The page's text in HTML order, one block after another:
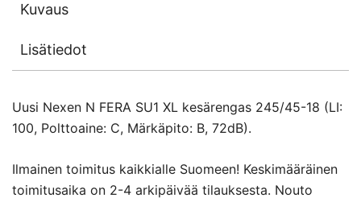
Kuvaus
Lisätiedot
Uusi Nexen N FERA SU1 XL kesärengas 245/45-18 (LI:
100, Polttoaine: C, Märkäpito: B, 72dB).
Ilmainen toimitus kaikkialle Suomeen! Keskimääräinen
toimitusaika on 2-4 arkipäivää tilauksesta. Nouto